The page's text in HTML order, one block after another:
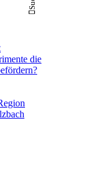
die